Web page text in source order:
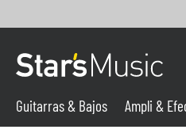
Guitarras & Bajos Ampli &